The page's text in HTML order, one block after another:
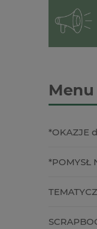
Menu
*OKAZJE
*POMYSŁ